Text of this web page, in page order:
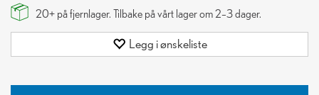
20+ på fjernlager. Tilbake på vårt lager om 2–3 dager.
Legg i ønskeliste